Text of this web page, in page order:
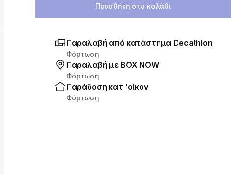
Προσθήκη στο καλάθι
Παραλαβή από κατάστημα Decathlon
Φόρτωση
Παραλαβή με ΒΟΧ ΝΟW
Φόρτωση
Παράδοση κατ 'οίκον
Φόρτωση